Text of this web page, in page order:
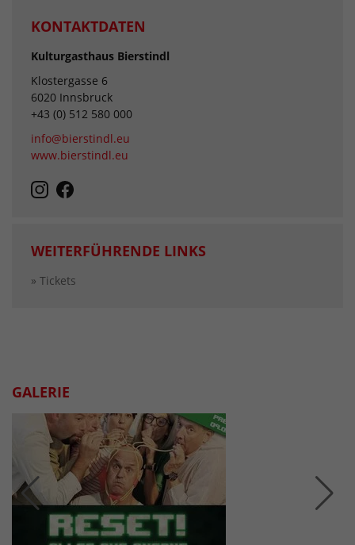
KONTAKTDATEN
Kulturgasthaus Bierstindl
Klostergasse 6
6020 Innsbruck
+43 (0) 512 580 000
info@bierstindl.eu
www.bierstindl.eu
WEITERFÜHRENDE LINKS
» Tickets
GALERIE